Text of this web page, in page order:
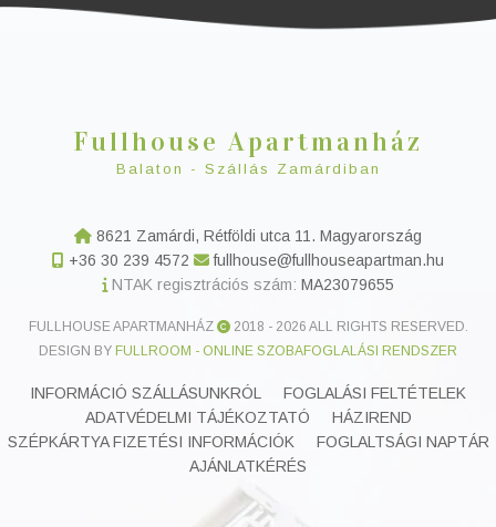
Fullhouse Apartmanház
Balaton - Szállás Zamárdiban
8621 Zamárdi, Rétföldi utca 11. Magyarország
+36 30 239 4572
fullhouse@fullhouseapartman.hu
NTAK regisztrációs szám: MA23079655
FULLHOUSE APARTMANHÁZ 2018 - 2026 ALL RIGHTS RESERVED.
DESIGN BY FULLROOM - ONLINE SZOBAFOGLALÁSI RENDSZER
INFORMÁCIÓ SZÁLLÁSUNKRÓL
FOGLALÁSI FELTÉTELEK
ADATVÉDELMI TÁJÉKOZTATÓ
HÁZIREND
SZÉPKÁRTYA FIZETÉSI INFORMÁCIÓK
FOGLALTSÁGI NAPTÁR
AJÁNLATKÉRÉS